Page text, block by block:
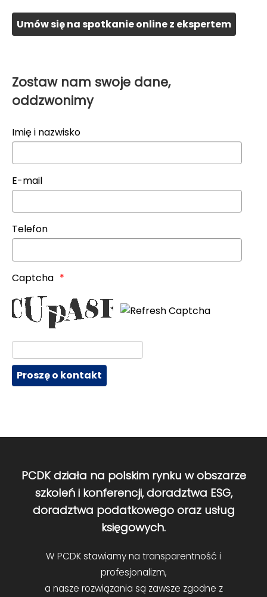
Umów się na spotkanie online z ekspertem
Zostaw nam swoje dane,
oddzwonimy
Imię i nazwisko
E-mail
Telefon
Captcha
PCDK działa na polskim rynku w obszarze
szkoleń i konferencji, doradztwa ESG,
doradztwa podatkowego oraz usług
księgowych.
W PCDK stawiamy na transparentność i
profesjonalizm,
a nasze rozwiązania są zawsze zgodne z